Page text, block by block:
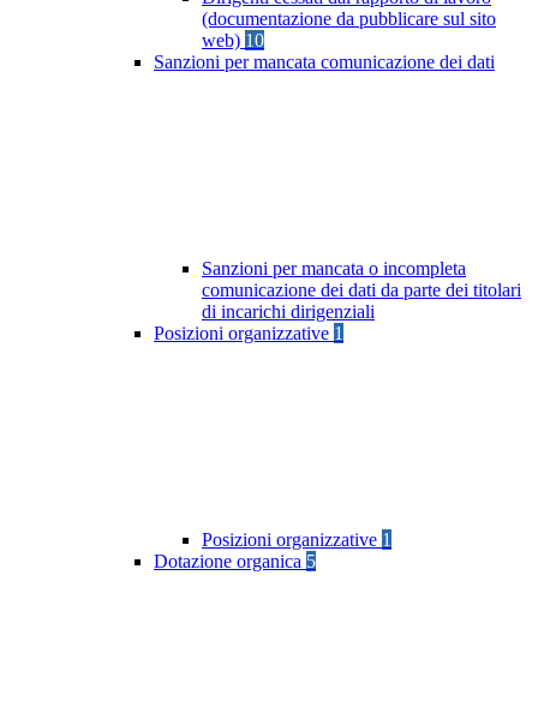
(documentazione da pubblicare sul sito
web) 10
Sanzioni per mancata comunicazione dei dati
Sanzioni per mancata o incompleta
comunicazione dei dati da parte dei titolari
di incarichi dirigenziali
Posizioni organizzative 1
Posizioni organizzative 1
Dotazione organica 5